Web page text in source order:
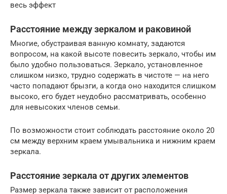
весь эффект
Расстояние между зеркалом и раковиной
Многие, обустраивая ванную комнату, задаются
вопросом, на какой высоте повесить зеркало, чтобы им
было удобно пользоваться. Зеркало, установленное
слишком низко, трудно содержать в чистоте — на него
часто попадают брызги, а когда оно находится слишком
высоко, его будет неудобно рассматривать, особенно
для невысоких членов семьи.
По возможности стоит соблюдать расстояние около 20
см между верхним краем умывальника и нижним краем
зеркала.
Расстояние зеркала от других элементов
Размер зеркала также зависит от расположения